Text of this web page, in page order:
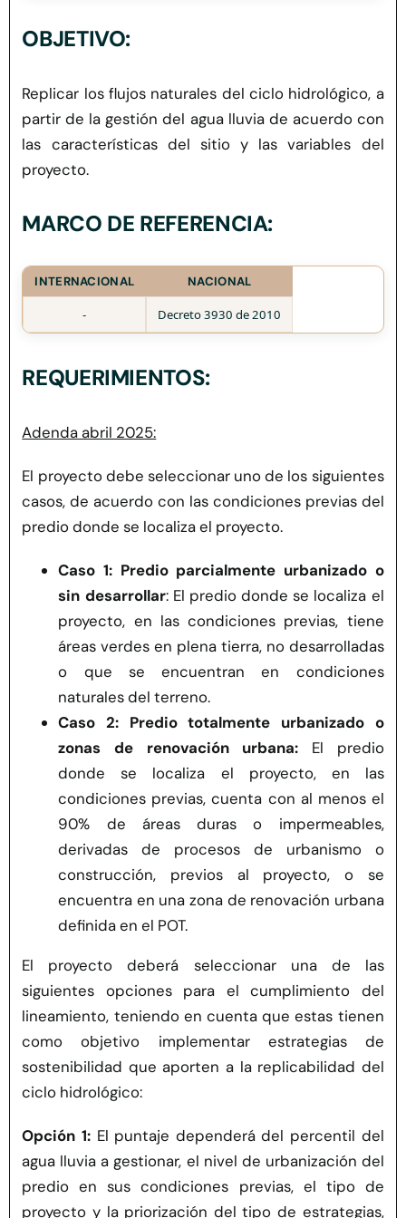
Usuario de Vivienda
OBJETIVO:
Replicar los flujos naturales del ciclo hidrológico, a
partir de la gestión del agua lluvia de acuerdo con
las características del sitio y las variables del
proyecto.
MARCO DE REFERENCIA:
INTERNACIONAL NACIONAL
- Decreto 3930 de 2010
REQUERIMIENTOS:
Adenda abril 2025:
El proyecto debe seleccionar uno de los siguientes
casos, de acuerdo con las condiciones previas del
predio donde se localiza el proyecto.
Caso 1: Predio parcialmente urbanizado o
sin desarrollar: El predio donde se localiza el
proyecto, en las condiciones previas, tiene
áreas verdes en plena tierra, no desarrolladas
o que se encuentran en condiciones
naturales del terreno.
Caso 2: Predio totalmente urbanizado o
zonas de renovación urbana: El predio
donde se localiza el proyecto, en las
condiciones previas, cuenta con al menos el
90% de áreas duras o impermeables,
derivadas de procesos de urbanismo o
construcción, previos al proyecto, o se
encuentra en una zona de renovación urbana
definida en el POT.
El proyecto deberá seleccionar una de las
siguientes opciones para el cumplimiento del
lineamiento, teniendo en cuenta que estas tienen
como objetivo implementar estrategias de
sostenibilidad que aporten a la replicabilidad del
ciclo hidrológico:
Opción 1: El puntaje dependerá del percentil del
agua lluvia a gestionar, el nivel de urbanización del
predio en sus condiciones previas, el tipo de
proyecto y la priorización del tipo de estrategias,